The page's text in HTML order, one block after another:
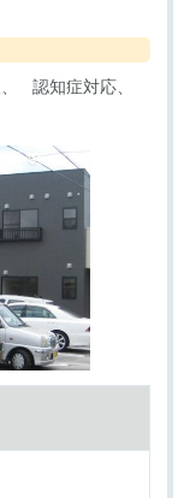
認知症対応